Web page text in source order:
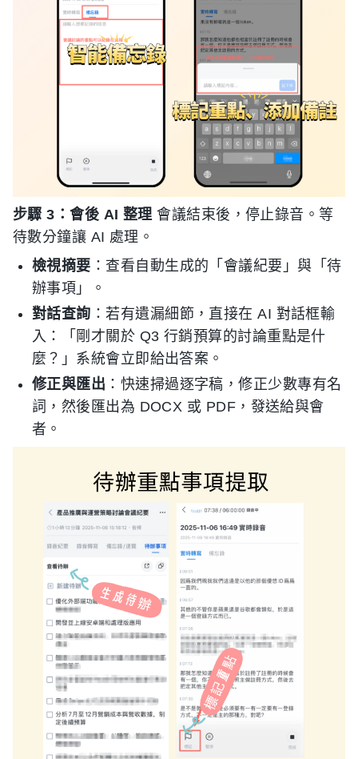
步驟 3：會後 AI 整理會議結束後，停止錄音。等
待數分鐘讓 AI 處理。
檢視摘要 ：查看自動生成的「會議紀要」與「待
辦事項」。
對話查詢 ：若有遺漏細節，直接在 AI 對話框輸
入：「剛才關於 Q3 行銷預算的討論重點是什
麼？」系統會立即給出答案。
修正與匯出 ：快速掃過逐字稿，修正少數專有名
詞，然後匯出為 DOCX 或 PDF，發送給與會
者。